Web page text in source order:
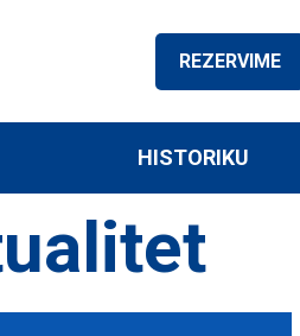
REZERVIME
HISTORIKU